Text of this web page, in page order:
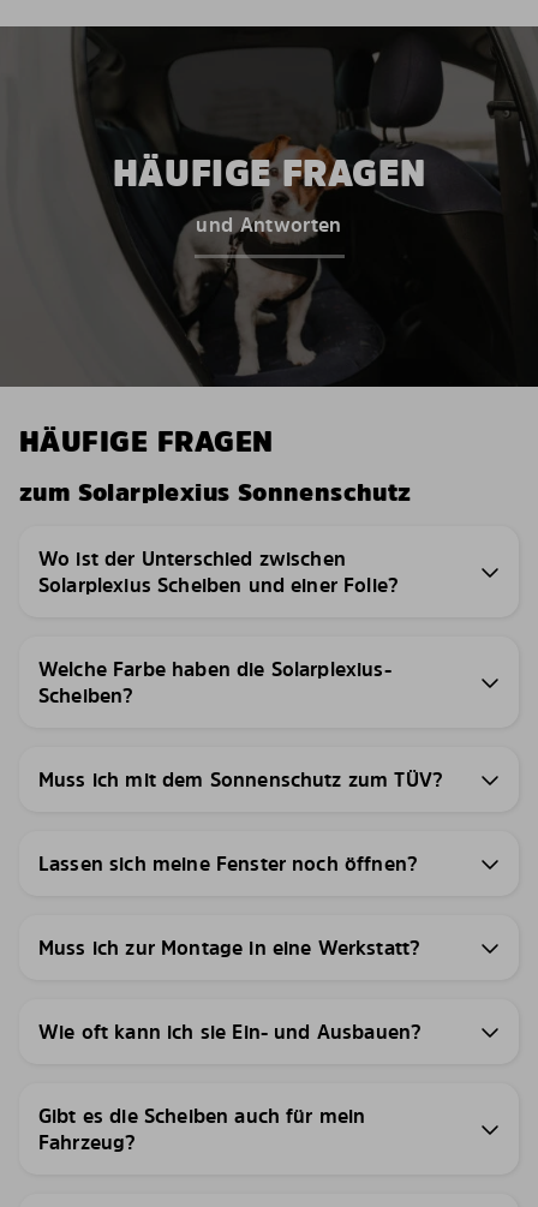
HÄUFIGE FRAGEN
und Antworten
HÄUFIGE FRAGEN
zum Solarplexius Sonnenschutz
Wo ist der Unterschied zwischen
Solarplexius Scheiben und einer Folie?
Welche Farbe haben die Solarplexius-
Scheiben?
Muss ich mit dem Sonnenschutz zum TÜV?
Lassen sich meine Fenster noch öffnen?
Muss ich zur Montage in eine Werkstatt?
Wie oft kann ich sie Ein- und Ausbauen?
Gibt es die Scheiben auch für mein
Fahrzeug?